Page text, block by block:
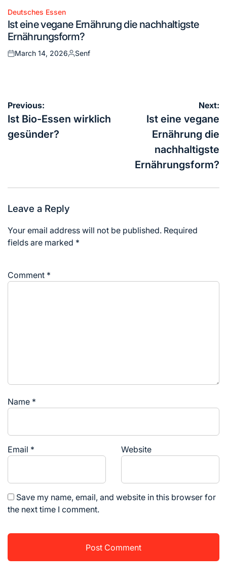
Posted
in
Deutsches Essen
Ist eine vegane Ernährung die nachhaltigste
Ernährungsform?
Posted
March 14, 2026
Posted
Senf
Post
navigation
Previous:
Ist Bio-Essen wirklich
gesünder?
Next:
Ist eine vegane
Ernährung die
nachhaltigste
Ernährungsform?
Leave a Reply
Your email address will not be published. Required
fields are marked *
Comment *
Name *
Email * Website
Save my name, email, and website in this browser for
the next time I comment.